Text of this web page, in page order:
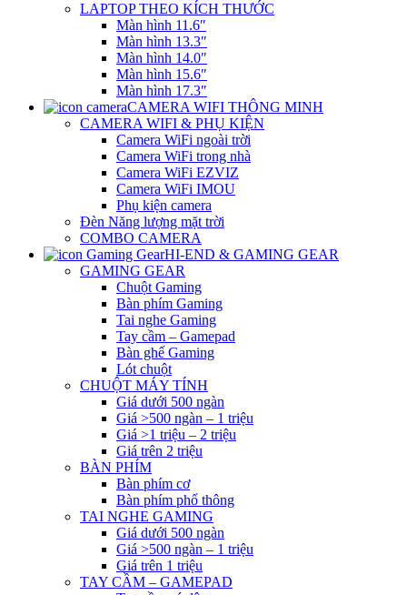
LAPTOP THEO KÍCH THƯỚC
Màn hình 11.6″
Màn hình 13.3″
Màn hình 14.0″
Màn hình 15.6″
Màn hình 17.3″
CAMERA WIFI THÔNG MINH
CAMERA WIFI & PHỤ KIỆN
Camera WiFi ngoài trời
Camera WiFi trong nhà
Camera WiFi EZVIZ
Camera WiFi IMOU
Phụ kiện camera
Đèn Năng lượng mặt trời
COMBO CAMERA
HI-END & GAMING GEAR
GAMING GEAR
Chuột Gaming
Bàn phím Gaming
Tai nghe Gaming
Tay cầm – Gamepad
Bàn ghế Gaming
Lót chuột
CHUỘT MÁY TÍNH
Giá dưới 500 ngàn
Giá >500 ngàn – 1 triệu
Giá >1 triệu – 2 triệu
Giá trên 2 triệu
BÀN PHÍM
Bàn phím cơ
Bàn phím phổ thông
TAI NGHE GAMING
Giá dưới 500 ngàn
Giá >500 ngàn – 1 triệu
Giá trên 1 triệu
TAY CẦM – GAMEPAD